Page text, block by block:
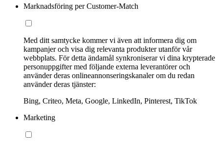
Marknadsföring per Customer-Match
Med ditt samtycke kommer vi även att informera dig om
kampanjer och visa dig relevanta produkter utanför vår
webbplats. För detta ändamål synkroniserar vi dina krypterade
personuppgifter med följande externa leverantörer och
använder deras onlineannonseringskanaler om du redan
använder deras tjänster:
Bing, Criteo, Meta, Google, LinkedIn, Pinterest, TikTok
Marketing